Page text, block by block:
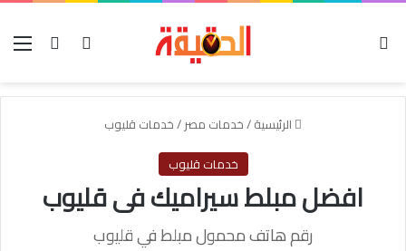
بحث عنتسجيل
الرئيسية/خدمات مصر/خدمات قليوب
خدمات قليوب
افضل مبلط سيراميك فى قليوب
رقم هاتف محمول مبلط في قليوب